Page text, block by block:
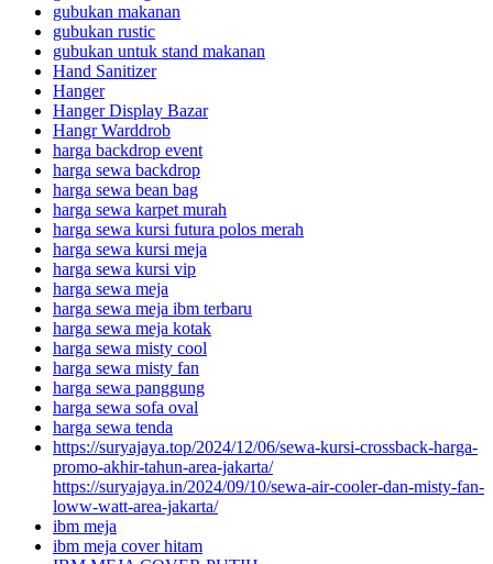
gubukan makanan
gubukan rustic
gubukan untuk stand makanan
Hand Sanitizer
Hanger
Hanger Display Bazar
Hangr Warddrob
harga backdrop event
harga sewa backdrop
harga sewa bean bag
harga sewa karpet murah
harga sewa kursi futura polos merah
harga sewa kursi meja
harga sewa kursi vip
harga sewa meja
harga sewa meja ibm terbaru
harga sewa meja kotak
harga sewa misty cool
harga sewa misty fan
harga sewa panggung
harga sewa sofa oval
harga sewa tenda
https://suryajaya.top/2024/12/06/sewa-kursi-crossback-harga-
promo-akhir-tahun-area-jakarta/
https://suryajaya.in/2024/09/10/sewa-air-cooler-dan-misty-fan-
loww-watt-area-jakarta/
ibm meja
ibm meja cover hitam